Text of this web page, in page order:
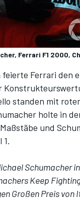
Ferrari F1 2000,
feierte Ferrari den
standen mit
holte in
und
1.
Schumacher
Keep
Großen Preis von